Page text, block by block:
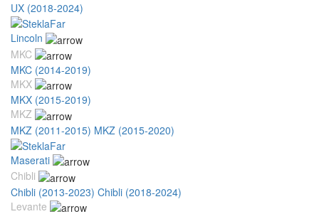
UX (2018-2024)
Lincoln
MKC
MKC (2014-2019)
MKX
MKX (2015-2019)
MKZ
MKZ (2011-2015) MKZ (2015-2020)
Maserati
Chibli
Chibli (2013-2023) Chibli (2018-2024)
Levante